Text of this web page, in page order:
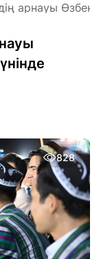
арнауы
828